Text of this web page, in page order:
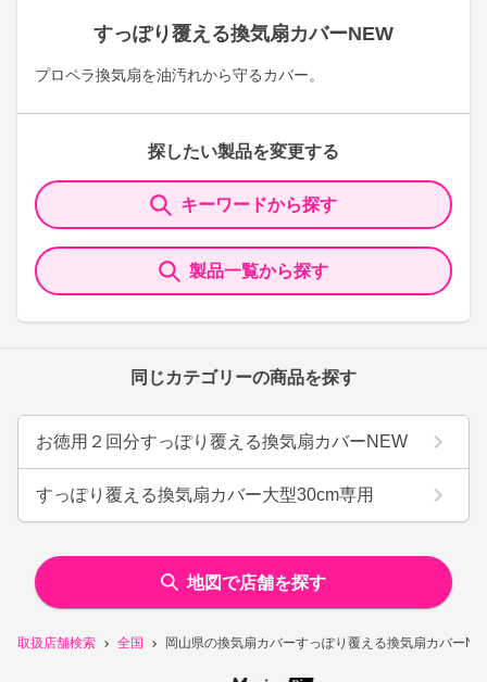
取扱店舗検索 全国 岡山県の換気扇カバーすっぽり覆える換気扇カバー
すっぽり覆える換気扇カバーNEW
プロペラ換気扇を油汚れから守るカバー。
探したい製品を変更する
キーワードから探す
製品一覧から探す
同じカテゴリーの商品を探す
お徳用２回分すっぽり覆える換気扇カバーNEW
すっぽり覆える換気扇カバー大型30cm専用
地図で店舗を探す